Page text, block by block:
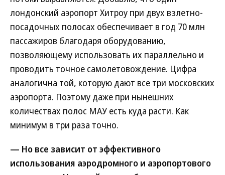
лондонский аэропорт Хитроу при двух взлетно-
посадочных полосах обеспечивает в год 70 млн
пассажиров благодаря оборудованию,
позволяющему использовать их параллельно и
проводить точное самолетовождение. Цифра
аналогична той, которую дают все три московских
аэропорта. Поэтому даже при нынешних
количествах полос МАУ есть куда расти. Как
минимум в три раза точно.
— Но все зависит от эффективного
использования аэродромного и аэропортового